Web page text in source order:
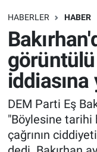
HABERLER HABER
iddiasına
DEM Parti Eş
"Böylesine tarihi
çağrının
Bilim turu
Bilim ve
Doğa
Dünya
Ege Saati
Dünya
Teknoloji
Sağlık
Spor
Yayın Akışı
Trafik Durumu
Süper Lig
Tüm
Son Dakika
Haber Arşivi